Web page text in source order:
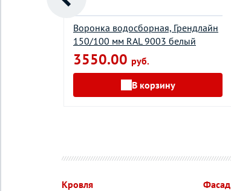
Воронка водосборная, Грендлайн
150/100 мм RAL 9003 белый
3550.00 руб.
В корзину
Кровля Фасад